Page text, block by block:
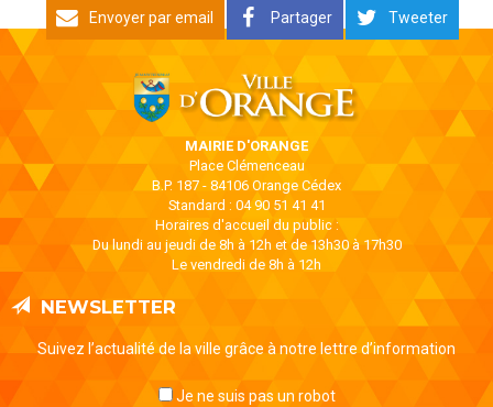
Envoyer par email Partager Tweeter
MAIRIE D'ORANGE
Place Clémenceau
B.P. 187 - 84106 Orange Cédex
Standard : 04 90 51 41 41
Horaires d'accueil du public :
Du lundi au jeudi de 8h à 12h et de 13h30 à 17h30
Le vendredi de 8h à 12h
NEWSLETTER
Suivez l’actualité de la ville grâce à notre lettre d’information
Je ne suis pas un robot